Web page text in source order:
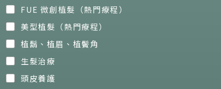
FUE 微創植髮（熱門療程）
美型植髮（熱門療程）
植鬍、植眉、植鬢角
生髮治療
頭皮養護